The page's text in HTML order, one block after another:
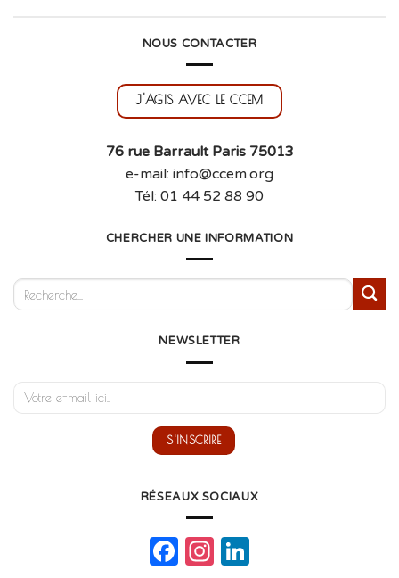
NOUS CONTACTER
J'AGIS AVEC LE CCEM
76 rue Barrault Paris 75013
e-mail: info@ccem.org
Tél: 01 44 52 88 90
CHERCHER UNE INFORMATION
NEWSLETTER
RÉSEAUX SOCIAUX
Facebook
Instagram